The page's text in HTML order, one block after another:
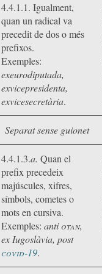
4.4.1.1. Igualment,
quan un radical va
precedit de dos o més
prefixos.
Exemples:
exeurodiputada,
exvicepresidenta,
exvicesecretària.
Separat sense guionet
4.4.1.3.a. Quan el
prefix precedeix
majúscules, xifres,
símbols, cometes o
mots en cursiva.
Exemples: antiotan,
ex Iugoslàvia, post
covid-19.